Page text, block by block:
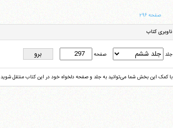
صفحه ۲۹۶
ناوبری کتاب
جلد صفحه
با کمک این بخش شما می‌توانید به جلد و صفحه دلخواه خود در این کتاب منتقل شوید